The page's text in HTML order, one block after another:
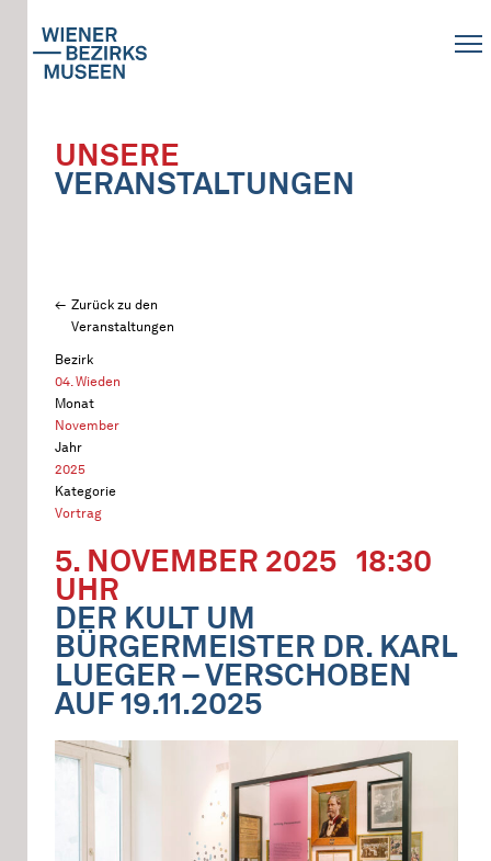
UNSERE
VERANSTALTUNGEN
Zurück zu den
Veranstaltungen
Bezirk
04. Wieden
Monat
November
Jahr
2025
Kategorie
Vortrag
5. NOVEMBER 2025 18:30
UHR
DER KULT UM
BÜRGERMEISTER DR. KARL
LUEGER – VERSCHOBEN
AUF 19.11.2025